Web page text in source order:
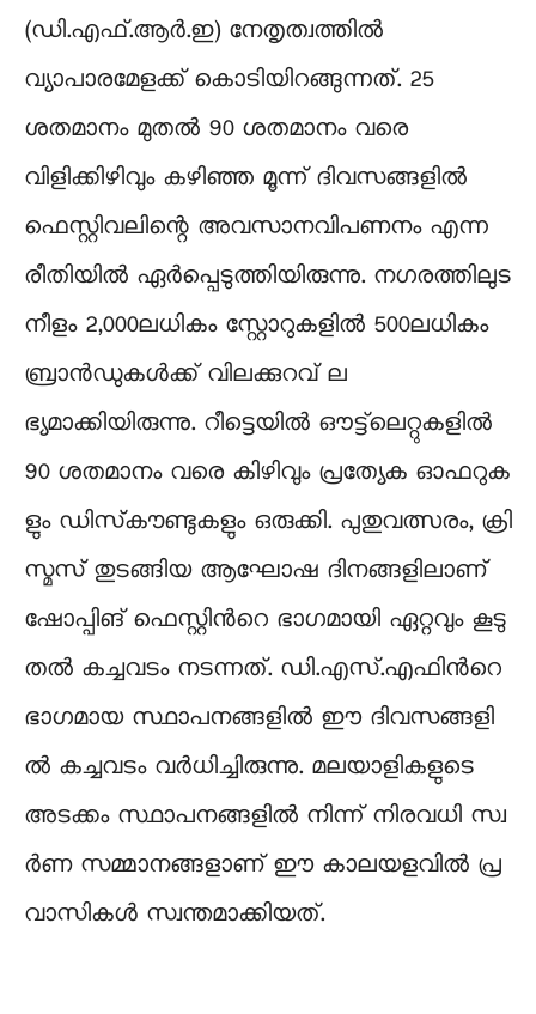
(ഡി.​എ​ഫ്.​ആ​ർ.​ഇ) നേ​തൃ​ത്വ​ത്തി​ൽ
വ്യാപാരമേളക്ക് കൊടിയിറങ്ങുന്നത്. 25
ശതമാനം മുതൽ 90 ശതമാനം വരെ
വിളിക്കിഴിവും കഴിഞ്ഞ മൂന്ന് ദിവസങ്ങളിൽ
ഫെസ്റ്റിവലിന്റെ അവസാനവിപണനം എന്ന
രീതിയിൽ ഏർപ്പെടുത്തിയിരുന്നു. ന​ഗ​ര​ത്തി​ലു​ട​
നീ​ളം 2,000ല​ധി​കം സ്റ്റോ​റു​ക​ളി​ൽ 500ല​ധി​കം
ബ്രാ​ൻ​ഡു​ക​ൾ​ക്ക്​ വി​ല​ക്കു​റ​വ്​ ല​
ഭ്യമാക്കിയിരുന്നു. റീ​ട്ടെ​യി​ൽ ഔ​ട്ട്‌​ലെ​റ്റു​ക​ളി​ൽ
90 ശ​ത​മാ​നം വ​രെ കി​ഴി​വും പ്ര​ത്യേ​ക ഓ​ഫ​റു​ക​
ളും ഡി​സ്‌​കൗ​ണ്ടു​ക​ളും ഒ​രു​ക്കി​. ​പു​തു​വ​ത്സ​രം, ക്രി​
സ്മ​സ്​ തു​ട​ങ്ങി​യ ആ​ഘോ​ഷ ദി​ന​ങ്ങ​ളി​ലാ​ണ്​
ഷോ​പ്പി​ങ്​ ഫെ​സ്റ്റി​ന്‍റെ ഭാ​ഗ​മാ​യി ഏ​റ്റ​വും കൂ​ടു​
ത​ൽ ക​ച്ച​വ​ടം ന​ട​ന്ന​ത്. ഡി.​എ​സ്.​എ​ഫി​ന്‍റെ
ഭാ​ഗ​മാ​യ സ്ഥാ​പ​ന​ങ്ങ​ളി​ൽ ഈ ​ദി​വ​സ​ങ്ങ​ളി​
ൽ ക​ച്ച​വ​ടം വ​ർ​ധി​ച്ചി​രു​ന്നു. മ​ല​യാ​ളി​ക​ളു​ടെ
അ​ട​ക്കം സ്ഥാ​പ​ന​ങ്ങ​ളി​ൽ നി​ന്ന്​ നി​ര​വ​ധി സ്വ​
ർ​ണ സ​മ്മാ​ന​ങ്ങ​ളാ​ണ്​ ഈ ​കാ​ല​യ​ള​വി​ൽ പ്ര​
വാ​സി​ക​ൾ സ്വ​ന്ത​മാ​ക്കി​യ​ത്.